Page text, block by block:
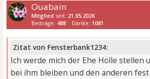
Ouabain
Mitglied seit: 21.05.2026
Beiträge: 488 Danke: 1081
Zitat von Fensterbank1234:
Ich werde mich der Ehe Hölle stellen
bei ihm bleiben und den anderen